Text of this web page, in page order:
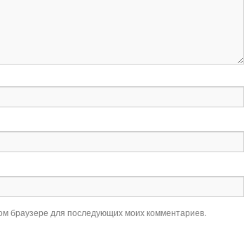
браузере для последующих моих комментариев.